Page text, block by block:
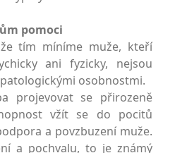
pomoci
tím míníme muže, kteří
ani fyzicky, nejsou
osobnostmi.
projevovat se přirozeně
vžít se do pocitů
a povzbuzení muže.
a pochvalu, to je známý